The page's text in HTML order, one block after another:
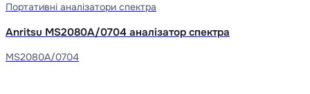
Портативні аналізатори спектра
Anritsu MS2080A/0704 аналізатор спектра
MS2080A/0704